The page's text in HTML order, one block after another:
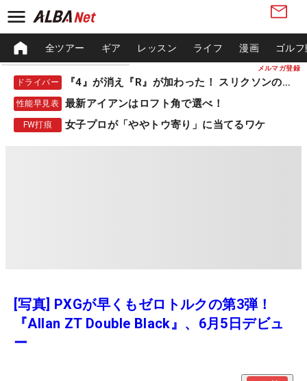
メルマガ登録
全ツアー ギア レッスン ライフ 漫画 ゴル
ドライバー 『4』が消え『R』が加わった！ スリクソンの新作
性能早見表 最新アイアンはロフト角で選べ！
FW打痕 女子プロが「ややトウ寄り」に当てるワケ
[写真] PXGが早くもゼロトルクの第3弾！
『Allan ZT Double Black』、6月5日デビュ
ー